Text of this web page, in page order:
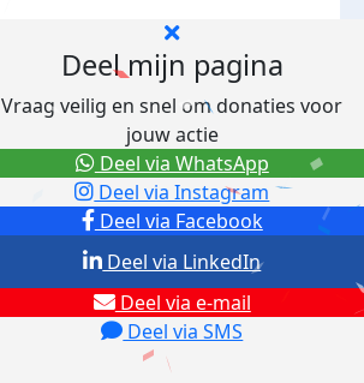
Deel mijn pagina
Vraag veilig en snel om donaties voor
jouw actie
Deel via Facebook
Deel via Instagram
Deel via e-mail
Deel via SMS
Deel via LinkedIn
Deel via WhatsApp